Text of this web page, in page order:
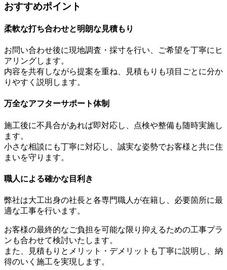
おすすめポイント
柔軟な打ち合わせと明朗な見積もり
お問い合わせ後に現地調査・採寸を行い、ご希望を丁寧にヒ
アリングします。
内容を共有しながら提案を重ね、見積もりも項目ごとに分か
りやすく説明します。
万全なアフターサポート体制
施工後に不具合があれば即対応し、点検や整備も随時実施し
ます。
小さな相談にも丁寧に対応し、誠実な姿勢でお客様と共に住
まいを守ります。
職人による確かな目利き
弊社は大工出身の社長と各専門職人が在籍し、必要箇所に最
適な工事を行います。
お客様の最終的なご負担を可能な限り抑えるための工事プラ
ンも合わせて検討いたします。
また、見積もりとメリット・デメリットも丁寧に説明し、納
得のいく施工を実現します。